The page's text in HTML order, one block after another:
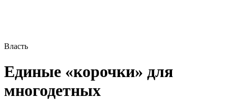
Власть
Единые «корочки» для
многодетных